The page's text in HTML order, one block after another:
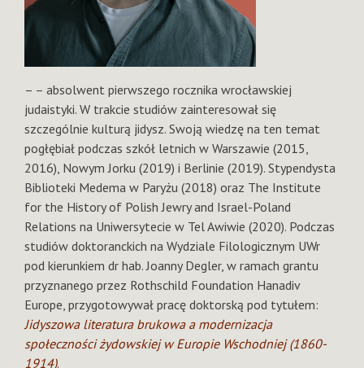
– – absolwent pierwszego rocznika wrocławskiej
judaistyki. W trakcie studiów zainteresował się
szczególnie kulturą jidysz. Swoją wiedzę na ten temat
pogłębiał podczas szkół letnich w Warszawie (2015,
2016), Nowym Jorku (2019) i Berlinie (2019). Stypendysta
Biblioteki Medema w Paryżu (2018) oraz The Institute
for the History of Polish Jewry and Israel-Poland
Relations na Uniwersytecie w Tel Awiwie (2020). Podczas
studiów doktoranckich na Wydziale Filologicznym UWr
pod kierunkiem dr hab. Joanny Degler, w ramach grantu
przyznanego przez Rothschild Foundation Hanadiv
Europe, przygotowywał pracę doktorską pod tytułem:
Jidyszowa literatura brukowa a modernizacja
społeczności żydowskiej w Europie Wschodniej (1860-
1914).